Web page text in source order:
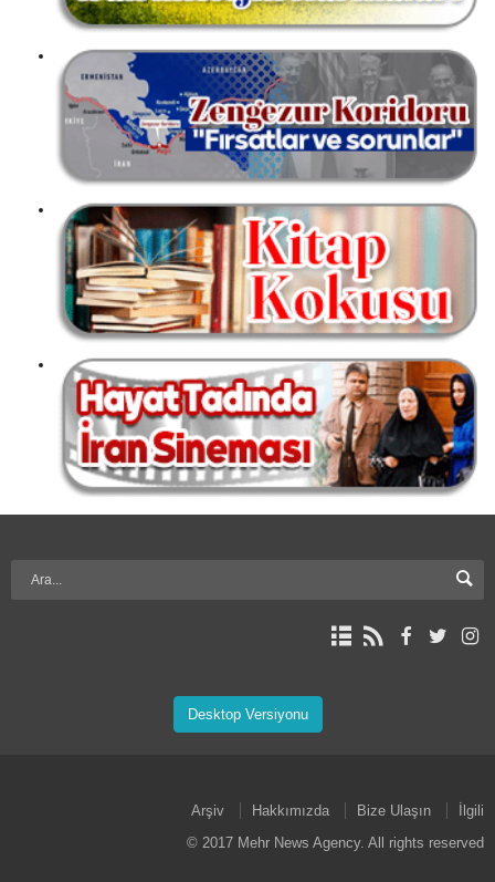
Desktop Versiyonu
Arşiv Hakkımızda Bize Ulaşın
İlgili
© 2017 Mehr News Agency. All rights reserved